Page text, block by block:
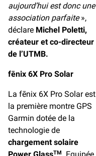
aujourd’hui est donc une
association parfaite»,
déclare Michel Poletti,
créateur et co-directeur
de l’UTMB.
fēnix 6X Pro Solar
La fēnix 6X Pro Solar est
la première montre GPS
Garmin dotée de la
technologie de
chargement solaire
TM